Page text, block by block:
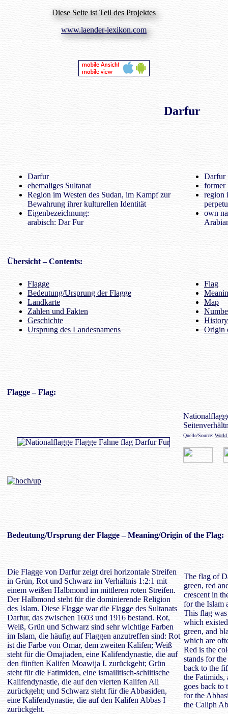
Diese Seite ist Teil des Projektes
www.laender-lexikon.com
Darfur
Darfur
ehemaliges Sultanat
Region im Westen des Sudan, im Kampf zur
Bewahrung ihrer kulturellen Identität
Eigenbezeichnung:
arabisch: Dar Fur
Darfur
former
region
own
Übersicht– Contents:
Flagge
Bedeutung/Ursprung der Flagge
Landkarte
Zahlen und Fakten
Geschichte
Ursprung des Landesnamens
Flag
Map
History
Origin
Flagge– Flag:
Quelle/Source: World
Bedeutung/Ursprung der Flagge – Meaning/Origin of the Flag:
Die Flagge von Darfur zeigt drei horizontale Streifen
in Grün, Rot und Schwarz im Verhältnis 1:2:1 mit
einem weißen Halbmond im mittleren roten Streifen.
Der Halbmond steht für die dominierende Religion
des Islam. Diese Flagge war die Flagge des Sultanats
Darfur, das zwischen 1603 und 1916 bestand. Rot,
Weiß, Grün und Schwarz sind sehr wichtige Farben
im Islam, die häufig auf Flaggen anzutreffen sind: Rot
ist die Farbe von Omar, dem zweiten Kalifen; Weiß
steht für die Omajiaden, eine Kalifendynastie, die auf
den fünften Kalifen Moawija I. zurückgeht; Grün
steht für die Fatimiden, eine ismailitisch-schiitische
Kalifendynastie, die auf den vierten Kalifen Ali
zurückgeht; und Schwarz steht für die Abbasiden,
eine Kalifendynastie, die auf den Kalifen Abbas I
zurückgeht.
The flag of
green, red
crescent in
for the Islam
This flag
which
green, and
which are
Red is the
stands for
back to the
the Fatimids,
goes back to
for the
the Caliph